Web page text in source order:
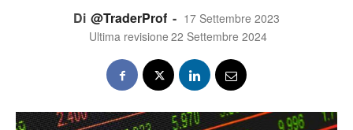
Di @TraderProf - 17 Settembre 2023
Ultima revisione 22 Settembre 2024